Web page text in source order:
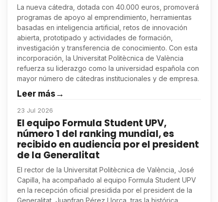
La nueva cátedra, dotada con 40.000 euros, promoverá
programas de apoyo al emprendimiento, herramientas
basadas en inteligencia artificial, retos de innovación
abierta, prototipado y actividades de formación,
investigación y transferencia de conocimiento. Con esta
incorporación, la Universitat Politècnica de València
refuerza su liderazgo como la universidad española con
mayor número de cátedras institucionales y de empresa.
Leer más→
23 Jul 2026
El equipo Formula Student UPV,
número 1 del ranking mundial, es
recibido en audiencia por el president
de la Generalitat
El rector de la Universitat Politècnica de València, José
Capilla, ha acompañado al equipo Formula Student UPV
en la recepción oficial presidida por el president de la